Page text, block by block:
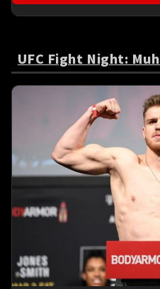
UFC Fight Night: